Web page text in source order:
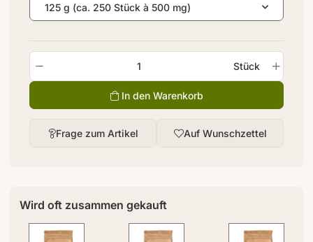
125 g (ca. 250 Stück à 500 mg)
Frage zum Artikel Auf Wunschzettel
Stück
In den Warenkorb
Wird oft zusammen gekauft